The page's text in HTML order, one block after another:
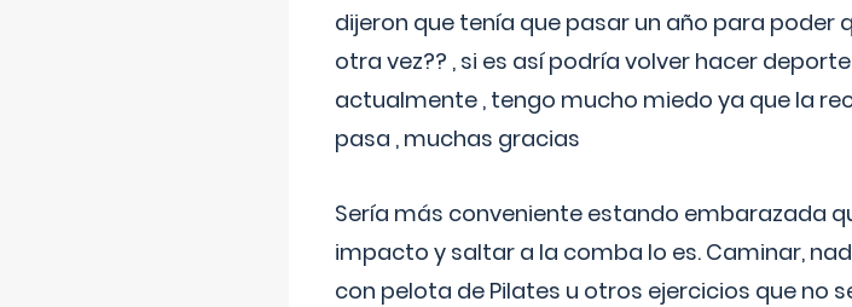
dijeron que tenía que pasar un año para
otra vez?? , si es así podría volver hacer
actualmente , tengo mucho miedo ya que la
pasa , muchas gracias
Sería más conveniente estando embarazada
impacto y saltar a la comba lo es. Caminar,
con pelota de Pilates u otros ejercicios que no